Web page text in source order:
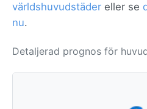
världshuvudstäder eller se
nu.
Detaljerad prognos för